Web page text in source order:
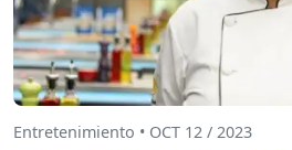
Entretenimiento • OCT 12 / 2023